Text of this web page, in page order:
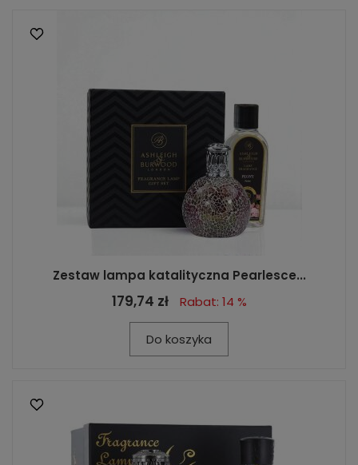
Zestaw lampa katalityczna Pearlesce...
179,74 zł Rabat: 14 %
Do koszyka